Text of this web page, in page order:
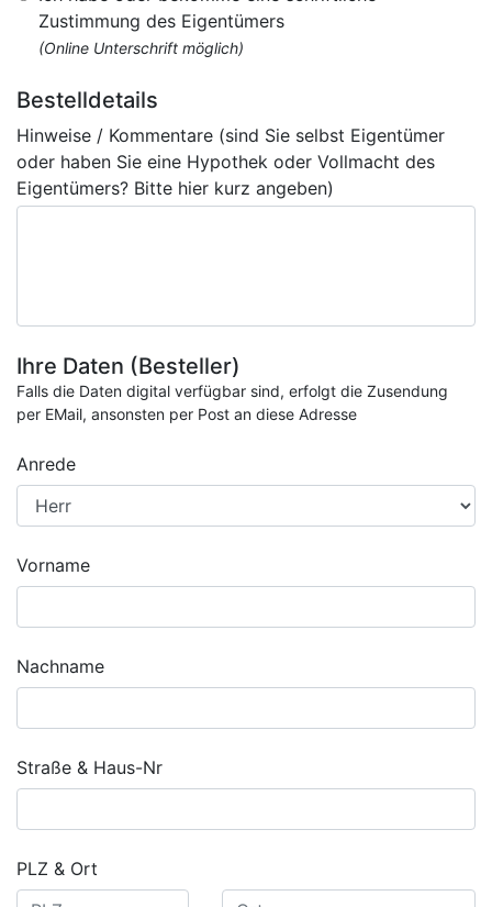
Zustimmung des Eigentümers
(Online Unterschrift möglich)
Bestelldetails
Hinweise / Kommentare (sind Sie selbst Eigentümer
oder haben Sie eine Hypothek oder Vollmacht des
Eigentümers? Bitte hier kurz angeben)
Ihre Daten (Besteller)
Falls die Daten digital verfügbar sind, erfolgt die Zusendung
per EMail, ansonsten per Post an diese Adresse
Anrede
Vorname
Nachname
Straße & Haus-Nr
PLZ & Ort